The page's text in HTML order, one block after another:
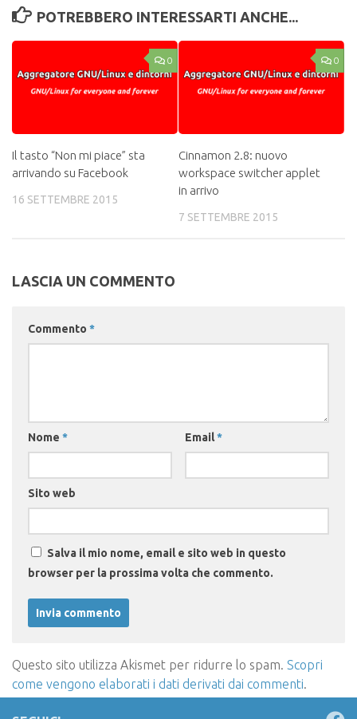
POTREBBERO INTERESSARTI ANCHE...
0
Il tasto “Non mi piace” sta
arrivando su Facebook
16 SETTEMBRE 2015
0
Cinnamon 2.8: nuovo
workspace switcher applet
in arrivo
7 SETTEMBRE 2015
LASCIA UN COMMENTO
Commento *
Nome * Email*
Sito web
Salva il mio nome, email e sito web in questo
browser per la prossima volta che commento.
Questo sito utilizza Akismet per ridurre lo spam. Scopri
come vengono elaborati i dati derivati dai commenti.